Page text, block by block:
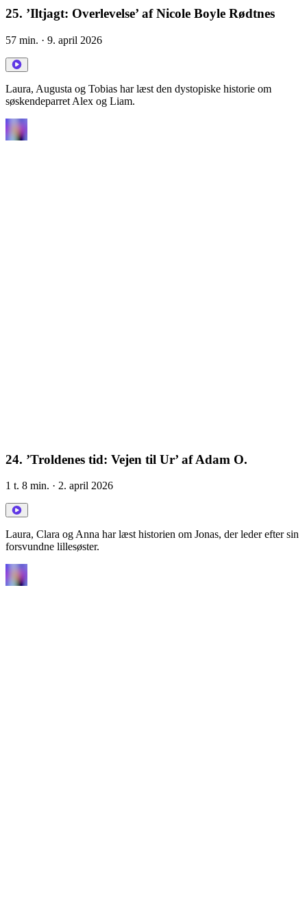
25. ’Iltjagt: Overlevelse’ af Nicole Boyle Rødtnes
57 min. · 9. april 2026
Laura, Augusta og Tobias har læst den dystopiske historie om
søskendeparret Alex og Liam.
24. ’Troldenes tid: Vejen til Ur’ af Adam O.
1 t. 8 min. · 2. april 2026
Laura, Clara og Anna har læst historien om Jonas, der leder efter sin
forsvundne lillesøster.